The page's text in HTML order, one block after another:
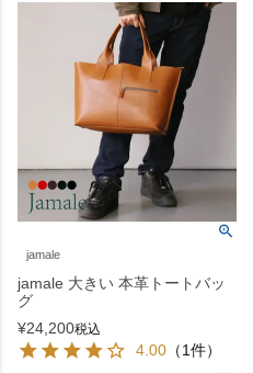
jamale
jamale 大きい 本革トートバッ
グ
¥24,200税込
4.00 （1件）